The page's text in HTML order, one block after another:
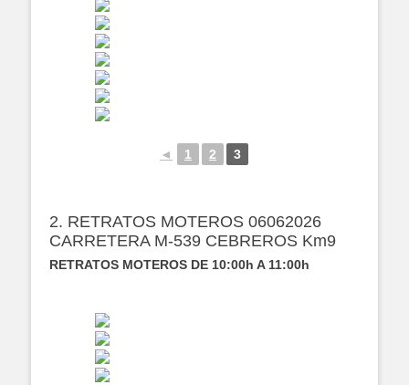
◄ 1 2 3
2. RETRATOS MOTEROS 06062026
CARRETERA M-539 CEBREROS Km9
RETRATOS MOTEROS DE 10:00h A 11:00h